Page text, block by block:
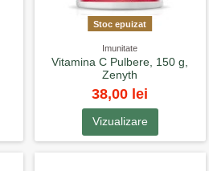
Stoc epuizat
Imunitate
Vitamina C Pulbere, 150 g,
Zenyth
38,00 lei
Vizualizare